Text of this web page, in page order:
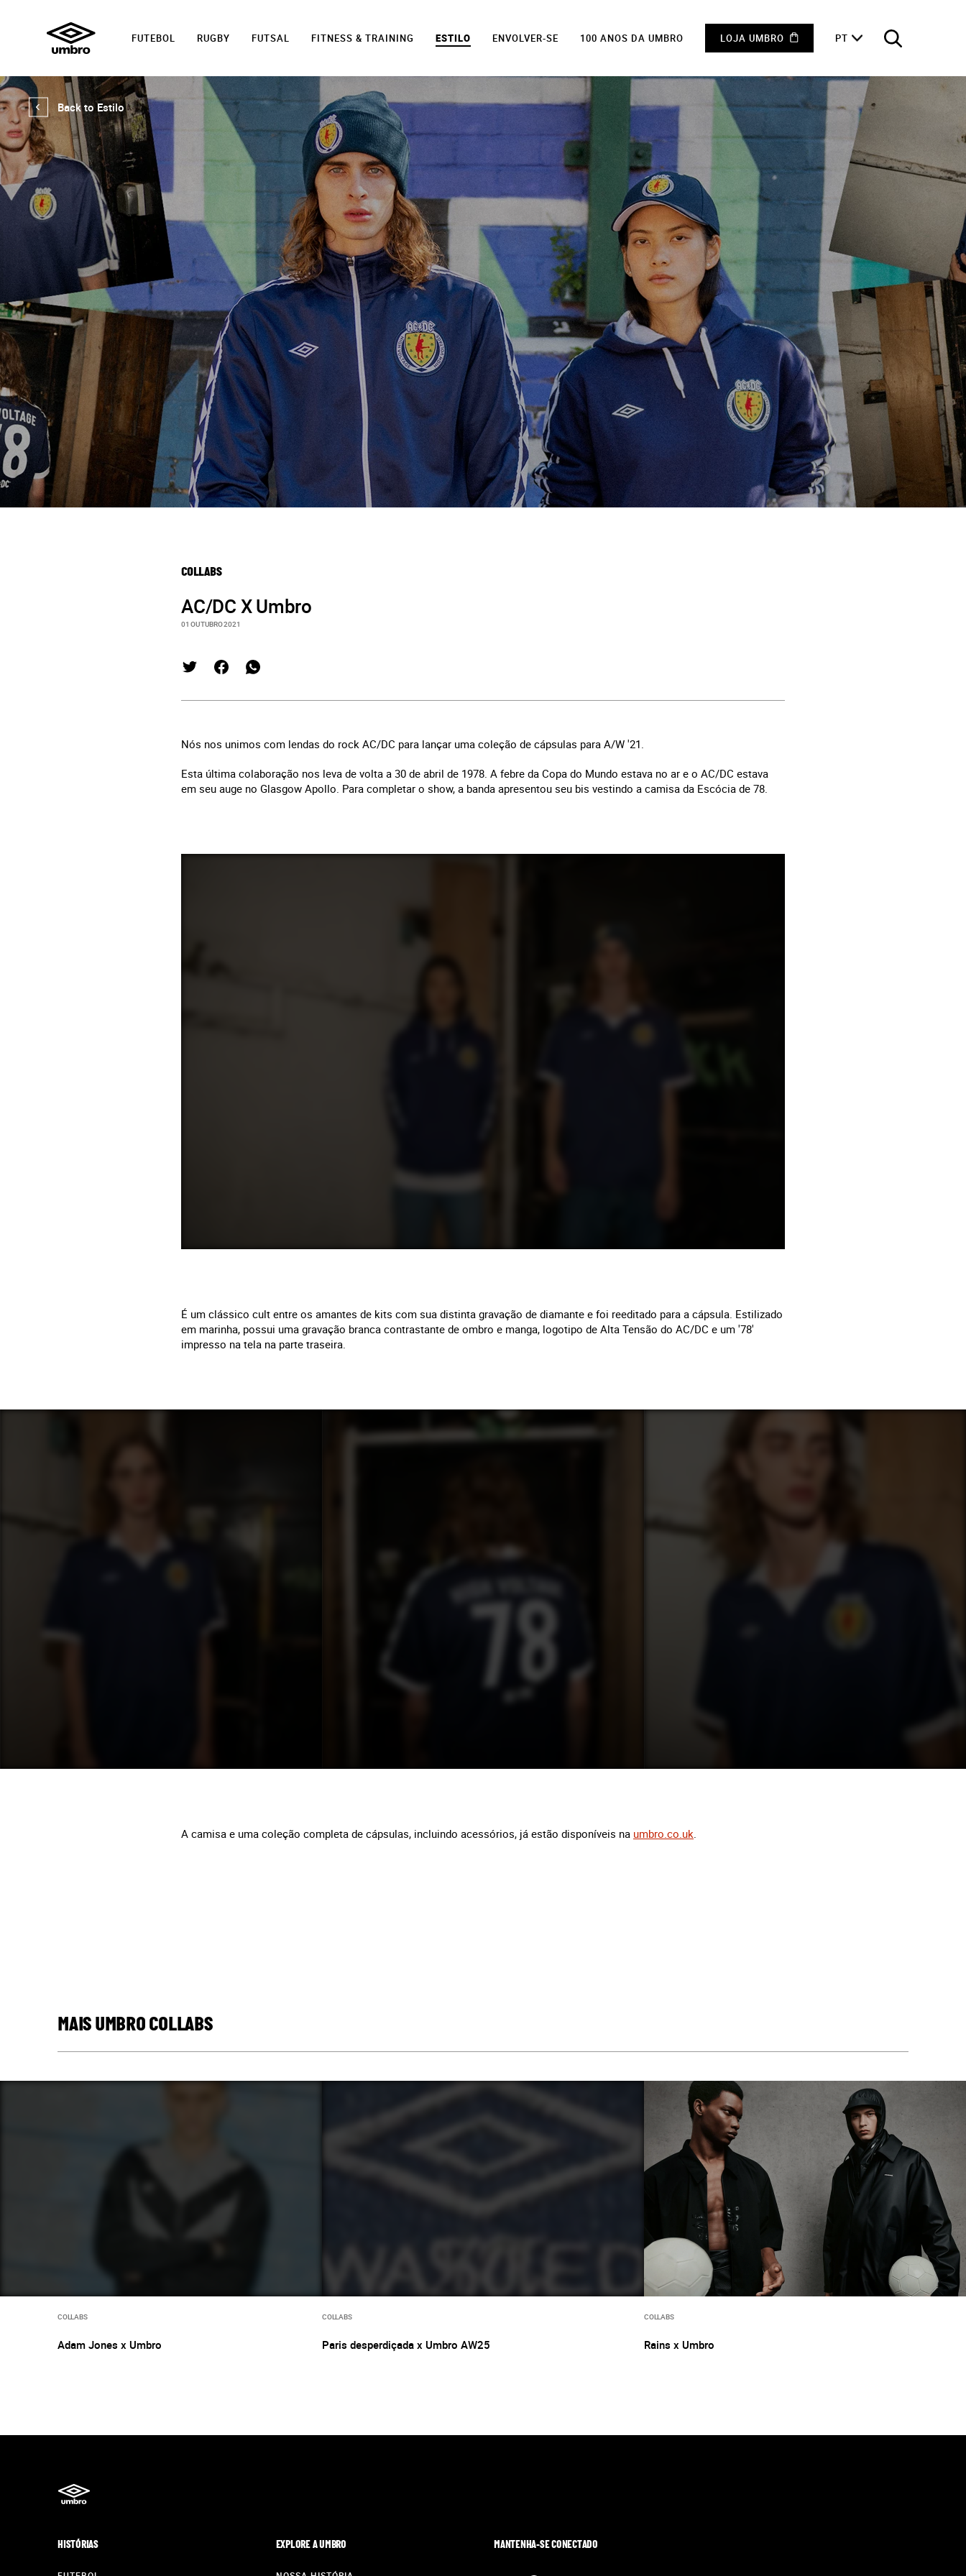
FUTEBOL RUGBY FUTSAL FITNESS & TRAINING ESTILO ENVOLVER-SE 100 ANOS DA UMBRO LOJA UMBRO PT
Back to Estilo
COLLABS
AC/DC X Umbro
01 OUTUBRO 2021
Nós nos unimos com lendas do rock AC/DC para lançar uma coleção de cápsulas para A/W '21.
Esta última colaboração nos leva de volta a 30 de abril de 1978. A febre da Copa do Mundo estava no ar e o AC/DC estava
em seu auge no Glasgow Apollo. Para completar o show, a banda apresentou seu bis vestindo a camisa da Escócia de 78.
É um clássico cult entre os amantes de kits com sua distinta gravação de diamante e foi reeditado para a cápsula. Estilizado
em marinha, possui uma gravação branca contrastante de ombro e manga, logotipo de Alta Tensão do AC/DC e um '78'
impresso na tela na parte traseira.
A camisa e uma coleção completa de cápsulas, incluindo acessórios, já estão disponíveis na umbro.co.uk.
MAIS UMBRO COLLABS
COLLABS
Adam Jones x Umbro
COLLABS
Paris desperdiçada x Umbro AW25
COLLABS
Rains x Umbro
MANTENHA-SE CONECTADO
EXPLORE A UMBRO
HISTÓRIAS